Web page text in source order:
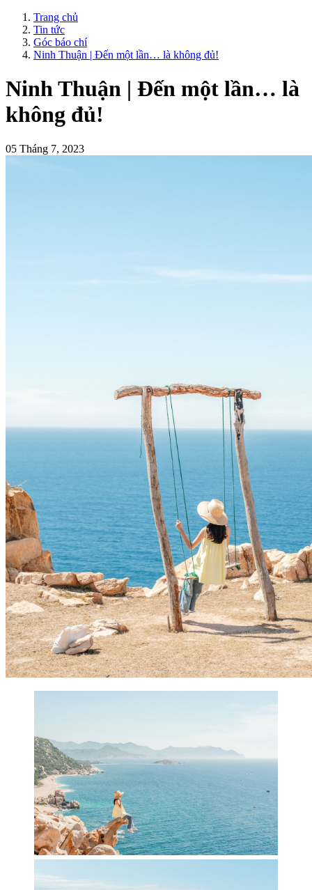
Trang chủ
Tin tức
Góc báo chí
Ninh Thuận | Đến một lần… là không đủ!
Ninh Thuận | Đến một lần… là
không đủ!
05 Tháng 7, 2023